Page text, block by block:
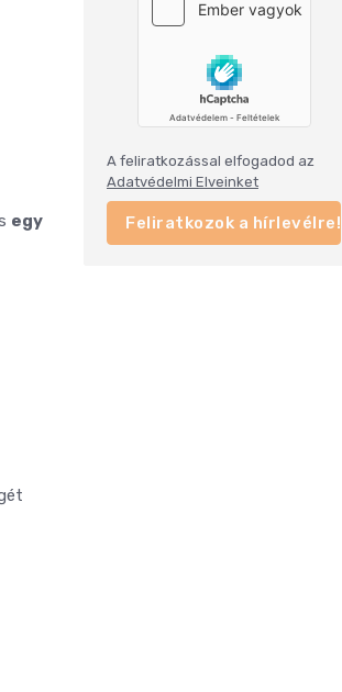
egy
A feliratkozással elfogadod az
Adatvédelmi Elveinket
Feliratkozok a hírlevélre!